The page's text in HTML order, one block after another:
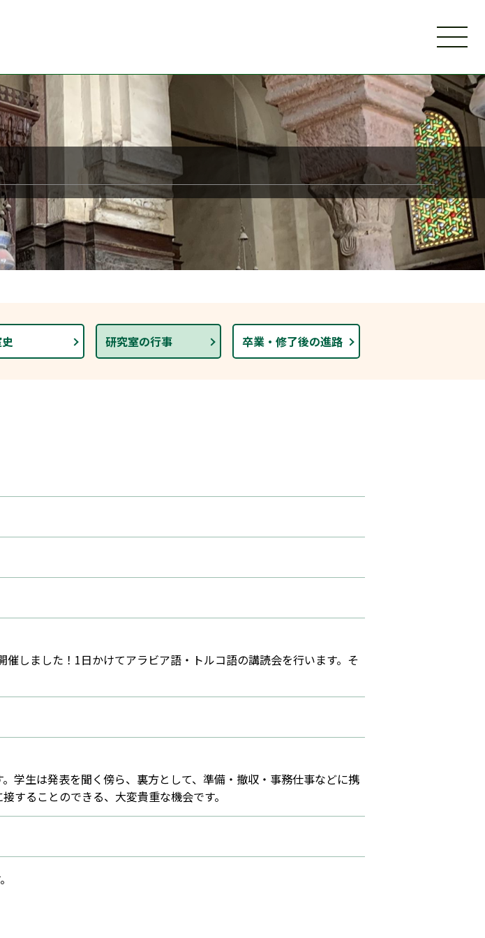
学院入学希望者へ
メッセージ
修士課程の入学試験について
開講科目
スタッフ紹介
研究室の出来事
研究室の行事 卒業・修了後の進路
しました！1日かけてアラビア語・トルコ語の講読会を行います。そ
学生は発表を聞く傍ら、裏方として、準備・撤収・事務仕事などに携
することのできる、大変貴重な機会です。